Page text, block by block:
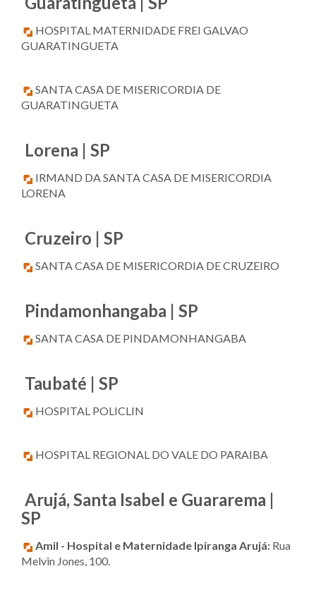
HOSPITAL MATERNIDADE FREI GALVAO
GUARATINGUETA
SANTA CASA DE MISERICORDIA DE
GUARATINGUETA
Lorena | SP
IRMAND DA SANTA CASA DE MISERICORDIA
LORENA
Cruzeiro | SP
SANTA CASA DE MISERICORDIA DE CRUZEIRO
Pindamonhangaba | SP
SANTA CASA DE PINDAMONHANGABA
Taubaté | SP
HOSPITAL POLICLIN
HOSPITAL REGIONAL DO VALE DO PARAIBA
Arujá, Santa Isabel e Guararema |
SP
Amil - Hospital e Maternidade Ipiranga Arujá: Rua
Melvin Jones, 100.